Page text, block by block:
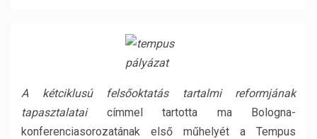
A kétciklusú felsőoktatás tartalmi reformjának
tapasztalataicímmel tartotta ma Bologna-
konferenciasorozatának első műhelyét a Tempus